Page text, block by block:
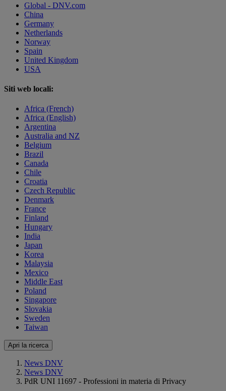
Global - DNV.com
China
Germany
Netherlands
Norway
Spain
United Kingdom
USA
Siti web locali:
Africa (French)
Africa (English)
Argentina
Australia and NZ
Belgium
Brazil
Canada
Chile
Croatia
Czech Republic
Denmark
France
Finland
Hungary
India
Japan
Korea
Malaysia
Mexico
Middle East
Poland
Singapore
Slovakia
Sweden
Taiwan
Apri la ricerca
News DNV
News DNV
PdR UNI 11697 - Professioni in materia di Privacy